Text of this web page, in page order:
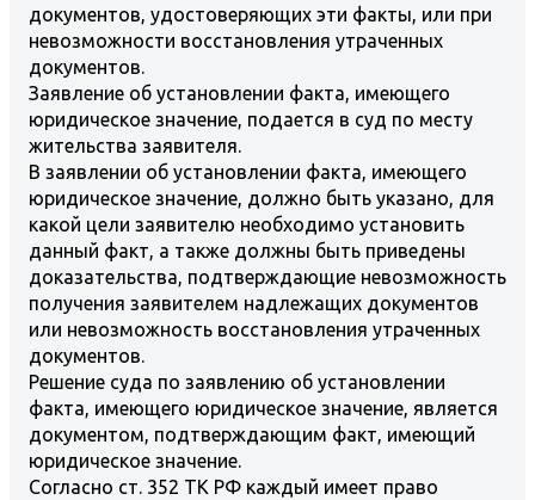
документов, удостоверяющих эти факты, или при
невозможности восстановления утраченных
документов.
Заявление об установлении факта, имеющего
юридическое значение, подается в суд по месту
жительства заявителя.
В заявлении об установлении факта, имеющего
юридическое значение, должно быть указано, для
какой цели заявителю необходимо установить
данный факт, а также должны быть приведены
доказательства, подтверждающие невозможность
получения заявителем надлежащих документов
или невозможность восстановления утраченных
документов.
Решение суда по заявлению об установлении
факта, имеющего юридическое значение, является
документом, подтверждающим факт, имеющий
юридическое значение.
Согласно ст. 352 ТК РФ каждый имеет право